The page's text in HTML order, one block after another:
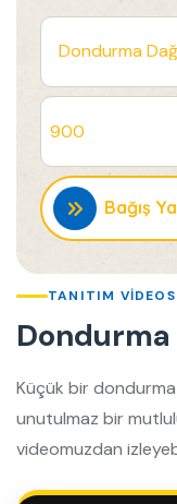
Bağış
TANITIM
Dondurma
Küçük bir dondurma
unutulmaz bir
videomuzdan